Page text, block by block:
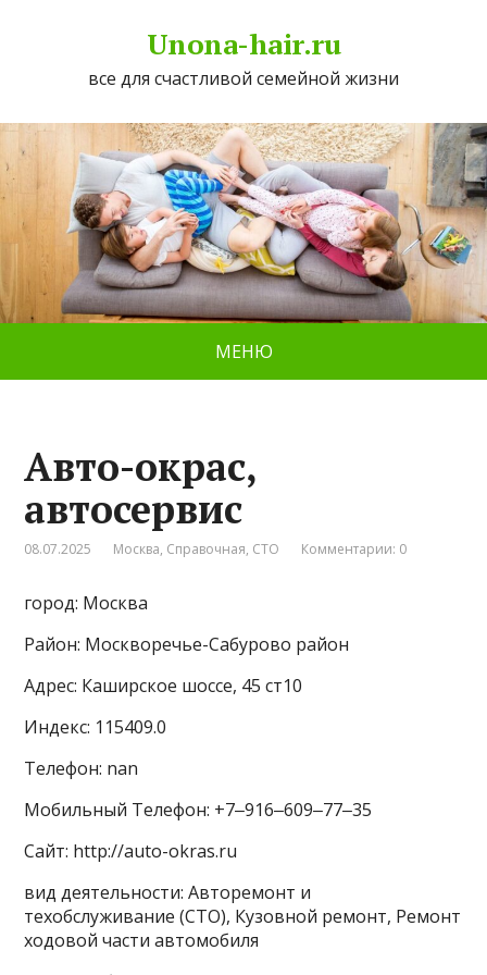
Unona-hair.ru
все для счастливой семейной жизни
МЕНЮ
Авто-окрас,
автосервис
08.07.2025 Москва, Справочная, СТО Комментарии: 0
город: Москва
Район: Москворечье-Сабурово район
Адрес: Каширское шоссе, 45 ст10
Индекс: 115409.0
Телефон: nan
Мобильный Телефон: +7‒916‒609‒77‒35
Сайт: http://auto-okras.ru
вид деятельности: Авторемонт и
техобслуживание (СТО), Кузовной ремонт, Ремонт
ходовой части автомобиля